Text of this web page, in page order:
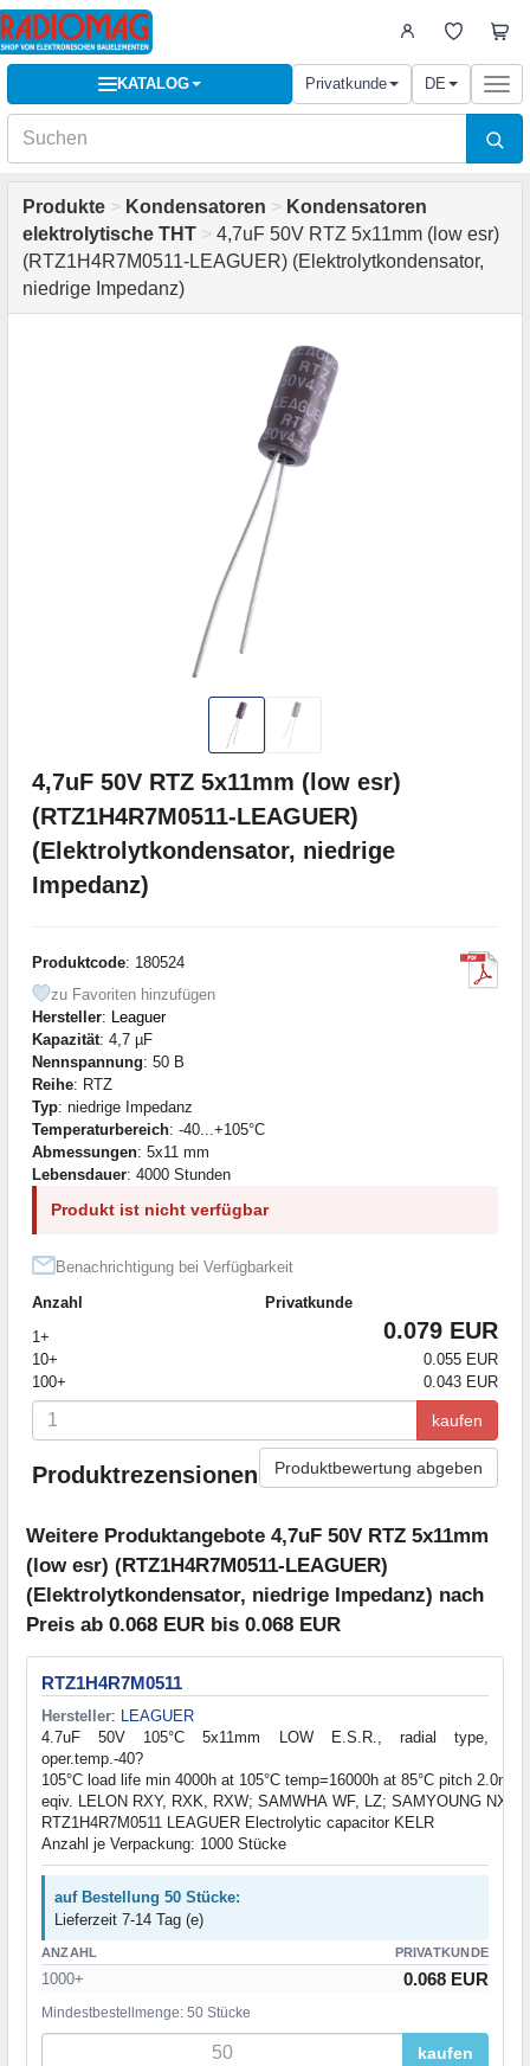
KATALOG Privatkunde DE
Produkte > Kondensatoren > Kondensatoren
elektrolytische THT > 4,7uF 50V RTZ 5x11mm (low esr)
(RTZ1H4R7M0511-LEAGUER) (Elektrolytkondensator,
niedrige Impedanz)
4,7uF 50V RTZ 5x11mm (low esr)
(RTZ1H4R7M0511-LEAGUER)
(Elektrolytkondensator, niedrige
Impedanz)
Produktcode: 180524
zu Favoriten hinzufügen
Hersteller: Leaguer
Kapazität: 4,7 µF
Nennspannung: 50 В
Reihe: RTZ
Typ: niedrige Impedanz
Temperaturbereich: -40...+105°C
Abmessungen: 5x11 mm
Lebensdauer: 4000 Stunden
Produkt ist nicht verfügbar
Benachrichtigung bei Verfügbarkeit
Anzahl
Privatkunde
1+
0.079 EUR
10+
0.055 EUR
100+
0.043 EUR
kaufen
Produktrezensionen Produktbewertung abgeben
Weitere Produktangebote 4,7uF 50V RTZ 5x11mm
(low esr) (RTZ1H4R7M0511-LEAGUER)
(Elektrolytkondensator, niedrige Impedanz) nach
Preis ab 0.068 EUR bis 0.068 EUR
RTZ1H4R7M0511
Hersteller: LEAGUER
4.7uF 50V 105°C 5x11mm LOW E.S.R., radial type,
oper.temp.-40?
105°C load life min 4000h at 105°C temp=16000h at 85°C pitch 2.0mm
eqiv. LELON RXY, RXK, RXW; SAMWHA WF, LZ; SAMYOUNG NXP,
RTZ1H4R7M0511 LEAGUER Electrolytic capacitor KELR
Anzahl je Verpackung: 1000 Stücke
auf Bestellung 50 Stücke:
Lieferzeit 7-14 Tag (e)
ANZAHL PRIVATKUNDE
1000+ 0.068 EUR
Mindestbestellmenge: 50 Stücke
kaufen